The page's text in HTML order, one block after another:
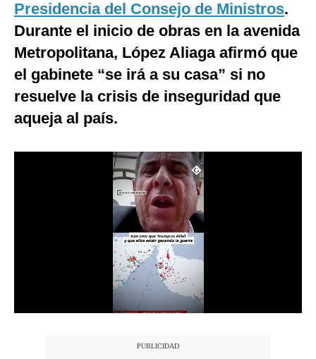
G de Gestión
Notas Contratadas
Podcast
Gestión TV
Condiciones
Presidencia del Consejo de Ministros.
Durante el inicio de obras en la avenida
Metropolitana, López Aliaga afirmó que
el gabinete “se irá a su casa” si no
resuelve la crisis de inseguridad que
aqueja al país.